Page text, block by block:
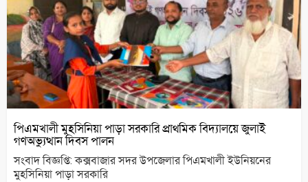
পিএমখালী মুহসিনিয়া পাড়া সরকারি প্রাথমিক বিদ্যালয়ে জুলাই
গণঅভ্যুত্থান দিবস পালন
সংবাদ বিজ্ঞপ্তি: কক্সবাজার সদর উপজেলার পিএমখালী ইউনিয়নের
মুহসিনিয়া পাড়া সরকারি